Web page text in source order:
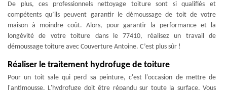
De plus, ces professionnels nettoyage toiture sont si qualifiés et
compétents qu’ils peuvent garantir le démoussage de toit de votre
maison à moindre coût. Alors, pour garantir la performance et la
longévité de votre toiture dans le 77410, réalisez un travail de
démoussage toiture avec Couverture Antoine. C’est plus sûr !
Réaliser le traitement hydrofuge de toiture
Pour un toit sale qui perd sa peinture, c'est l'occasion de mettre de
l'antimousse. L'hydrofuge doit être répandu sur toute la surface. Vous